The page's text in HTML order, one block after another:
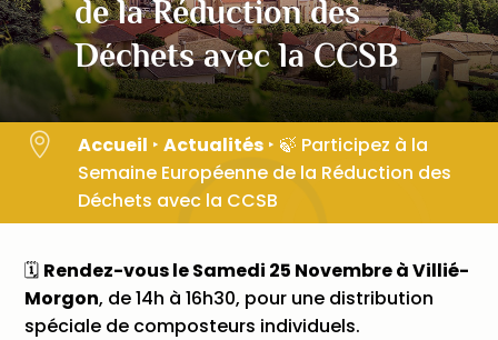
de la Réduction des
Déchets avec la CCSB
 Accueil ‣ Actualités‣ 🍃 Participez à la
Semaine Européenne de la Réduction des
Déchets avec la CCSB
🗓️ Rendez-vous le Samedi 25 Novembre à Villié-
Morgon, de 14h à 16h30, pour une distribution
spéciale de composteurs individuels.